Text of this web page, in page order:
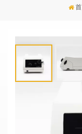
具有所有基本功能